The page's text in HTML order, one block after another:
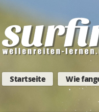
Startseite Wie